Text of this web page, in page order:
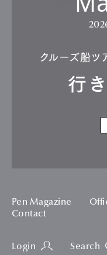
クルーズ船
行
Pen Magazine
Contact
Login Search